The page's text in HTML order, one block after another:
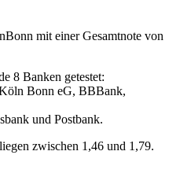
mit einer Gesamtnote von
8 Banken getestet:
Bonn eG, BBBank,
und Postbank.
zwischen 1,46 und 1,79.